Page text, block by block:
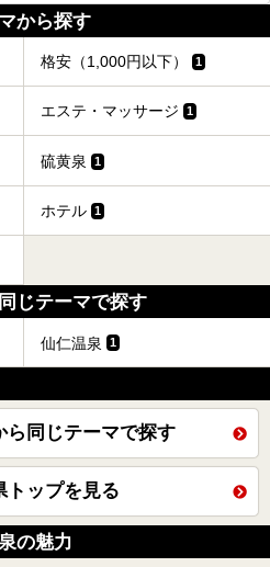
質なお料理に舌鼓、特別な日に泊まりた
荘」を、実際に宿泊した目線で紹介しま
から探す
格安（1,000円以下） 1
エステ・マッサージ 1
硫黄泉 1
ホテル 1
じテーマで探す
仙仁温泉 1
ら同じテーマで探す
トップを見る
の魅力